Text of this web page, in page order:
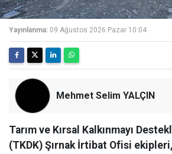
Yayınlanma: 09 Ağustos 2026 Pazar 10:04
Mehmet Selim YALÇIN
Tarım ve Kırsal Kalkınmayı
(TKDK) Şırnak İrtibat Ofisi